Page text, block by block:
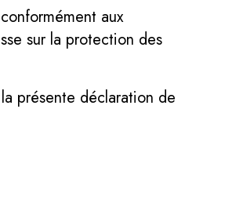
aux
sur la protection des
présente déclaration de